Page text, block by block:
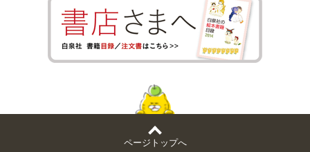
ページトップへ